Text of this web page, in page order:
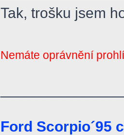
Tak, trošku jsem
Nemáte oprávnění
Ford Scorpio´95